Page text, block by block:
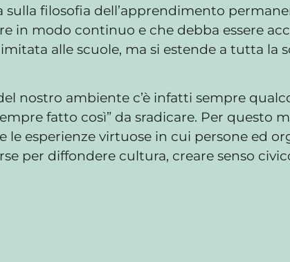
sulla filosofia dell’apprendimento
in modo continuo e che debba essere
alle scuole, ma si estende a tutta la
nostro ambiente c’è infatti sempre
fatto così” da sradicare. Per questo
le esperienze virtuose in cui persone ed
per diffondere cultura, creare senso